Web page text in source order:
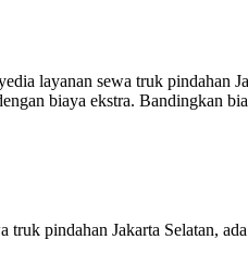
layanan sewa truk pindahan
biaya ekstra. Bandingkan
pindahan Jakarta Selatan,